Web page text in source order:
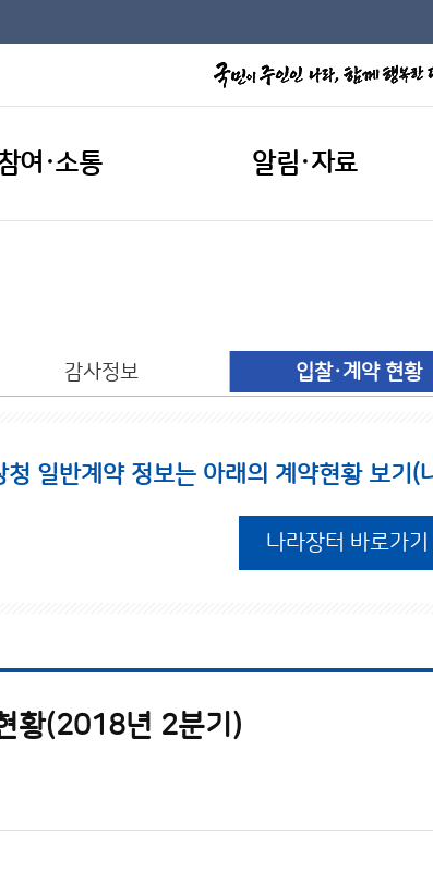
여·소통 알림·자료
감사정보 입찰·계약 현황
청 일반계약 정보는 아래의 계약현황 보기
나라장터 바로가기
황(2018년 2분기)